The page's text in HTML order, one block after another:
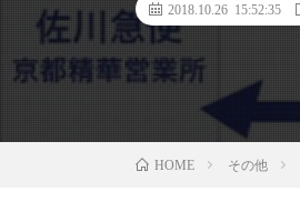
2018.10.26 15:52:35
HOME その他